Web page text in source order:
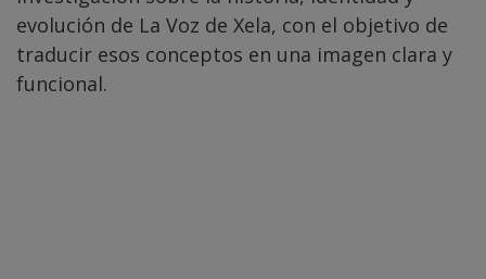
evolución de La Voz de Xela, con el objetivo de
traducir esos conceptos en una imagen clara y
funcional.